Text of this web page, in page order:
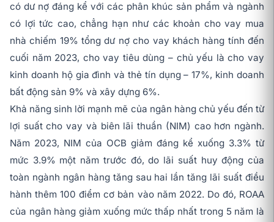
có dư nợ đáng kể với các phân khúc sản phẩm và ngành
có lợi tức cao, chẳng hạn như các khoản cho vay mua
nhà chiếm 19% tổng dư nợ cho vay khách hàng tính đến
cuối năm 2023, cho vay tiêu dùng – chủ yếu là cho vay
kinh doanh hộ gia đình và thẻ tín dụng – 17%, kinh doanh
bất động sản 9% và xây dựng 6%.
Khả năng sinh lời mạnh mẽ của ngân hàng chủ yếu đến từ
lợi suất cho vay và biên lãi thuần (NIM) cao hơn ngành.
Năm 2023, NIM của OCB giảm đáng kể xuống 3.3% từ
mức 3.9% một năm trước đó, do lãi suất huy động của
toàn ngành ngân hàng tăng sau hai lần tăng lãi suất điều
hành thêm 100 điểm cơ bản vào năm 2022. Do đó, ROAA
của ngân hàng giảm xuống mức thấp nhất trong 5 năm là